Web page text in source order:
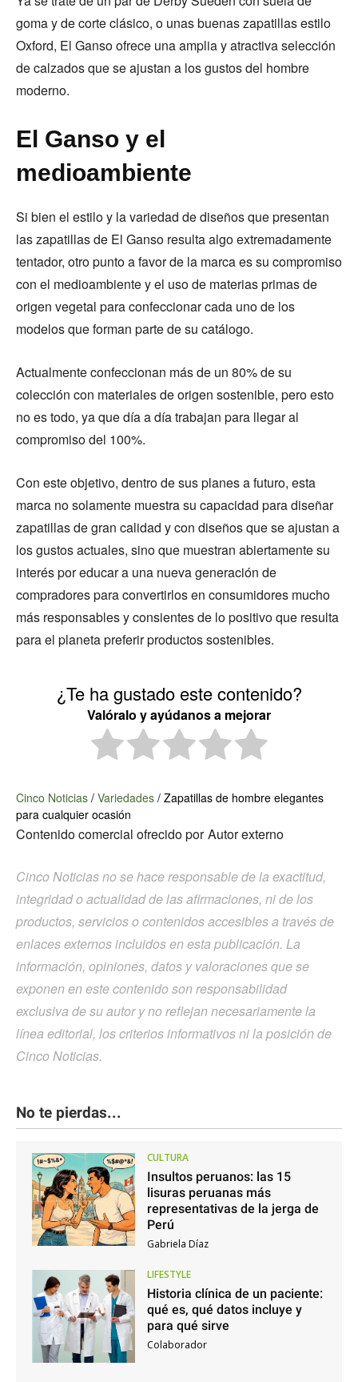
goma y de corte clásico, o unas buenas zapatillas estilo
Oxford, El Ganso ofrece una amplia y atractiva selección
de calzados que se ajustan a los gustos del hombre
moderno.
El Ganso y el
medioambiente
Si bien el estilo y la variedad de diseños que presentan
las zapatillas de El Ganso resulta algo extremadamente
tentador, otro punto a favor de la marca es su compromiso
con el medioambiente y el uso de materias primas de
origen vegetal para confeccionar cada uno de los
modelos que forman parte de su catálogo.
Actualmente confeccionan más de un 80% de su
colección con materiales de origen sostenible, pero esto
no es todo, ya que día a día trabajan para llegar al
compromiso del 100%.
Con este objetivo, dentro de sus planes a futuro, esta
marca no solamente muestra su capacidad para diseñar
zapatillas de gran calidad y con diseños que se ajustan a
los gustos actuales, sino que muestran abiertamente su
interés por educar a una nueva generación de
compradores para convertirlos en consumidores mucho
más responsables y consientes de lo positivo que resulta
para el planeta preferir productos sostenibles.
¿Te ha gustado este contenido?
Valóralo y ayúdanos a mejorar
Cinco Noticias / Variedades / Zapatillas de hombre elegantes
para cualquier ocasión
Contenido comercial ofrecido por Autor externo
Cinco Noticias no se hace responsable de la exactitud,
integridad o actualidad de las afirmaciones, ni de los
productos, servicios o contenidos accesibles a través de
enlaces externos incluidos en esta publicación. La
información, opiniones, datos y valoraciones que se
exponen en este contenido son responsabilidad
exclusiva de su autor y no reflejan necesariamente la
línea editorial, los criterios informativos ni la posición de
Cinco Noticias.
No te pierdas...
CULTURA
Insultos peruanos: las 15
lisuras peruanas más
representativas de la jerga de
Perú
Gabriela Díaz
LIFESTYLE
Historia clínica de un paciente:
qué es, qué datos incluye y
para qué sirve
Colaborador